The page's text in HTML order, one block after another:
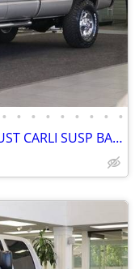
• • • • • • • • •
2005 DODGE RAM 3500 5.9 45K 0-RUST CARLI SUSP BANKS PKG 2500 2006 2007